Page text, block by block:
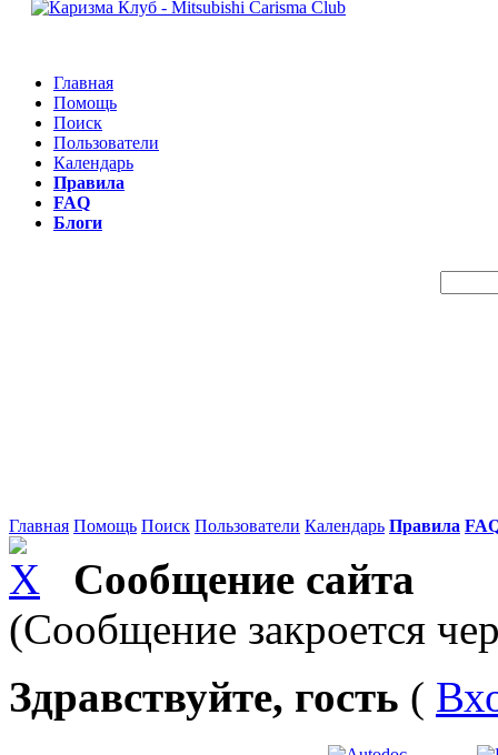
Главная
Помощь
Поиск
Пользователи
Календарь
Правила
FAQ
Блоги
Главная Помощь Поиск Пользователи Календарь Правила
Сообщение сайта
(Сообщение закроется
Здравствуйте, гость (